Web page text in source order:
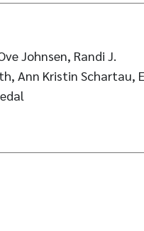
Johnsen, Randi J.
Ann Kristin Schartau,